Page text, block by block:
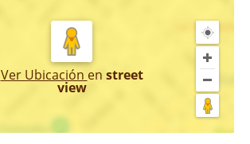
Ver Ubicación en street
view